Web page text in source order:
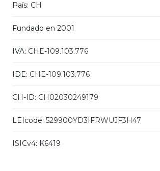
País: CH
Fundado en 2001
IVA: CHE-109.103.776
IDE: CHE-109.103.776
CH-ID: CH02030249179
LEIcode: 529900YD3IFRWUJF3H47
ISICv4: K6419